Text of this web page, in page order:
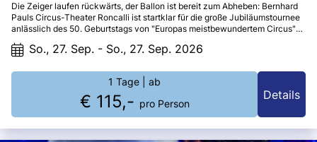
Die Zeiger laufen rückwärts, der Ballon ist bereit zum Abheben: Bernhard
Pauls Circus-Theater Roncalli ist startklar für die große Jubiläumstournee
anlässlich des 50. Geburtstags von "Europas meistbewundertem Circus"
(Herald Tribune Washington).
So., 27. Sep. - So., 27. Sep. 2026
1 Tage | ab
€ 115,- pro Person
Details